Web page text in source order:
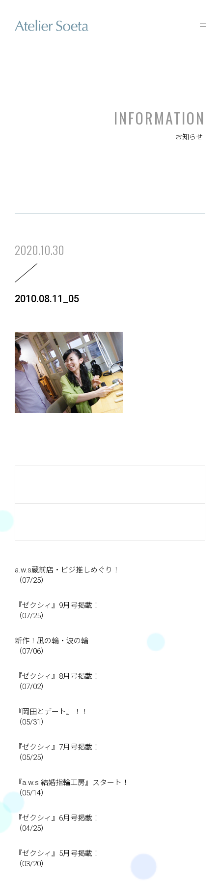
INFORMATION
お知らせ
2020.10.30
2010.08.11_05
a.w.s蔵前店・ビジ推しめぐり！
（07/25）
『ゼクシィ』9月号掲載！
（07/25）
新作！凪の輪・波の輪
（07/06）
『ゼクシィ』8月号掲載！
（07/02）
『岡田とデート』！！
（05/31）
『ゼクシィ』7月号掲載！
（05/25）
『a.w.s 結婚指輪工房』スタート！
（05/14）
『ゼクシィ』6月号掲載！
（04/25）
『ゼクシィ』5月号掲載！
（03/20）